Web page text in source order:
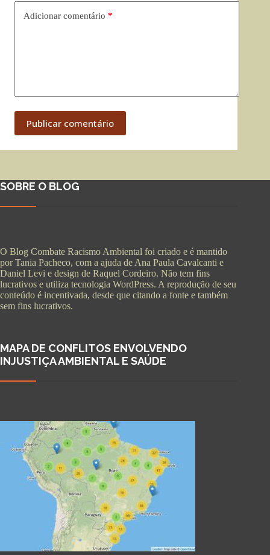
Adicionar comentário *
Publicar comentário
SOBRE O BLOG
O Blog Combate Racismo Ambiental foi criado e é mantido
por Tania Pacheco, com a ajuda de Ana Paula Cavalcanti e
Daniel Levi e design de Raquel Cordeiro. Não tem fins
lucrativos e utiliza tecnologia WordPress. A reprodução de seu
conteúdo é incentivada, desde que citando a fonte e também
sem fins lucrativos.
MAPA DE CONFLITOS ENVOLVENDO
INJUSTIÇA AMBIENTAL E SAÚDE